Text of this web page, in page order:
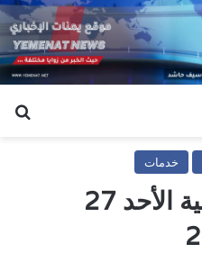
خدمات
رحلات طيران اليمنية الأحد 27